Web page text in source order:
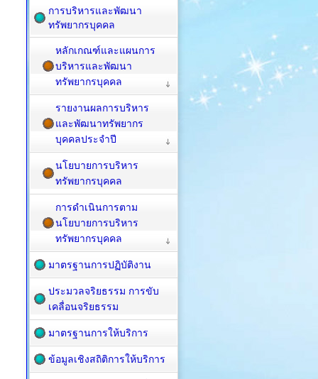
การบริหารและพัฒนา
ทรัพยากรบุคคล
หลักเกณฑ์และแผนการ
บริหารและพัฒนา
ทรัพยากรบุคคล
รายงานผลการบริหาร
และพัฒนาทรัพยากร
บุคคลประจำปี
นโยบายการบริหาร
ทรัพยากรบุคคล
การดำเนินการตาม
นโยบายการบริหาร
ทรัพยากรบุคคล
มาตรฐานการปฏิบัติงาน
ประมวลจริยธรรม การขับ
เคลื่อนจริยธรรม
มาตรฐานการให้บริการ
ข้อมูลเชิงสถิติการให้บริการ